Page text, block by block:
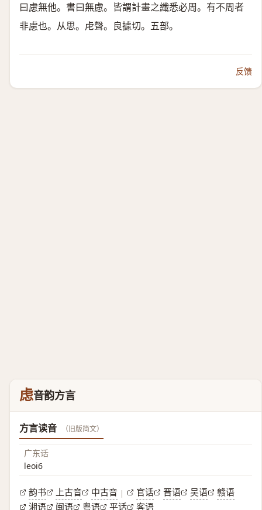
曰慮無他。書曰無慮。皆謂計畫之纖悉必周。有不周者
非慮也。 从思。虍聲。 良據切。五部。
反馈
虑音韵方言
方言读音 （旧版简文）
广东话
leoi6
韵书 上古音 中古音 | 官话 晋语 吴语
赣语
湘语
闽语 粤语 平话 客语